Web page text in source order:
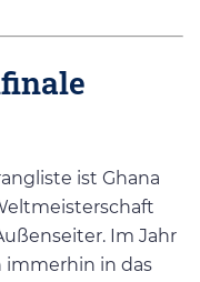
ist Ghana
Im Jahr
immerhin in das